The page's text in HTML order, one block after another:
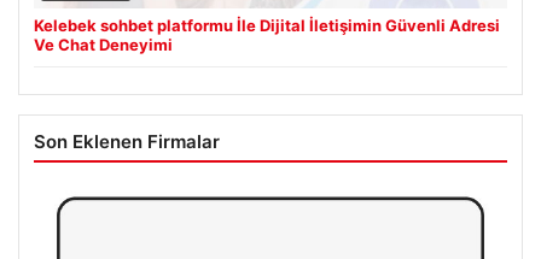
Kelebek sohbet platformu İle Dijital İletişimin Güvenli Adresi
Ve Chat Deneyimi
Son Eklenen Firmalar